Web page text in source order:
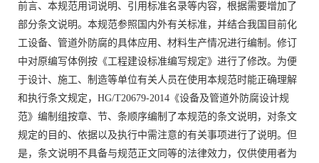
前言、本规范用词说明、引用标准名录等内容，根据需要增加了
部分条文说明。本规范参照国内外有关标准，并结合我国目前化
工设备、管道外防腐的具体应用、材料生产情况进行编制。修订
中对原编写体例按《工程建设标准编写规定》进行了修改。为便
于设计、施工、制造等单位有关人员在使用本规范时能正确理解
和执行条文规定，HG/T20679-2014《设备及管道外防腐设计规
范》编制组按章、节、条顺序编制了本规范的条文说明，对条文
规定的目的、依据以及执行中需注意的有关事项进行了说明。但
是，条文说明不具备与规范正文同等的法律效力，仅供使用者为